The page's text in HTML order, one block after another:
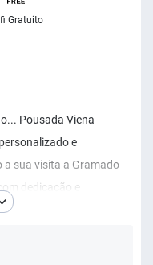
Gratuito
Pousada Viena
e
sua visita a Gramado
dedicação e
inesquecível... para